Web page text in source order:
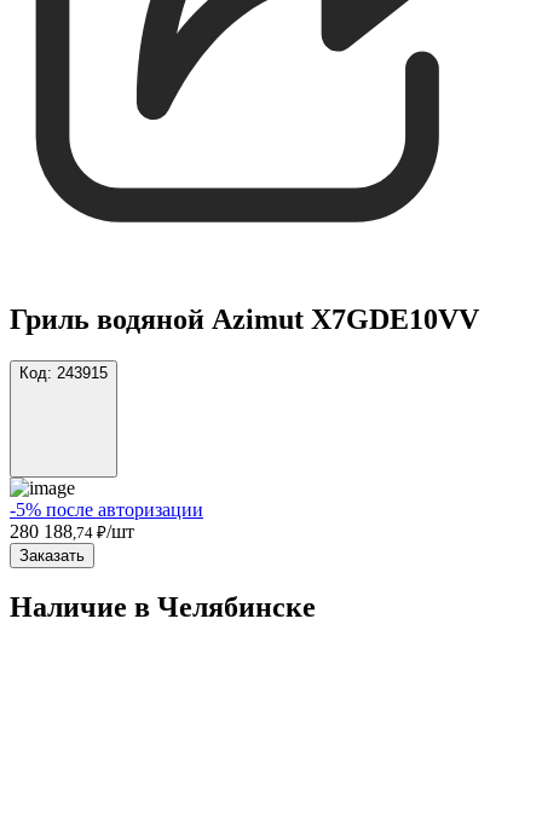
Гриль водяной Azimut X7GDE10VV
Код: 243915
-5% после авторизации
280 188 ,74 ₽/шт
Заказать
Наличие в Челябинскe